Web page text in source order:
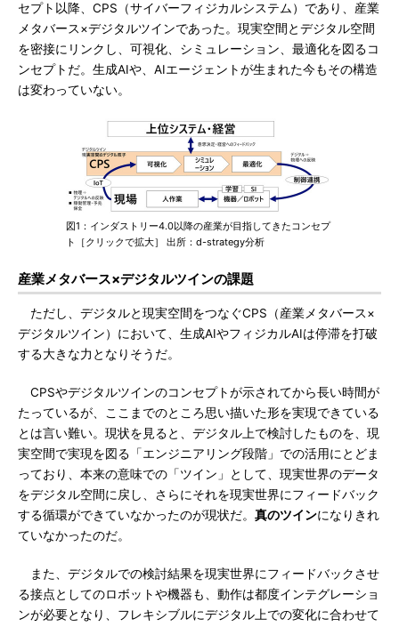
セプト以降、CPS（サイバーフィジカルシステム）であり、産業
メタバース×デジタルツインであった。現実空間とデジタル空間
を密接にリンクし、可視化、シミュレーション、最適化を図るコ
ンセプトだ。生成AIや、AIエージェントが生まれた今もその構造
は変わっていない。
図1：インダストリー4.0以降の産業が目指してきたコンセプ
ト［クリックで拡大］ 出所：d-strategy分析
産業メタバース×デジタルツインの課題
ただし、デジタルと現実空間をつなぐCPS（産業メタバース×
デジタルツイン）において、生成AIやフィジカルAIは停滞を打破
する大きな力となりそうだ。
CPSやデジタルツインのコンセプトが示されてから長い時間が
たっているが、ここまでのところ思い描いた形を実現できている
とは言い難い。現状を見ると、デジタル上で検討したものを、現
実空間で実現を図る「エンジニアリング段階」での活用にとどま
っており、本来の意味での「ツイン」として、現実世界のデータ
をデジタル空間に戻し、さらにそれを現実世界にフィードバック
する循環ができていなかったのが現状だ。 真のツインになりきれ
ていなかったのだ。
また、デジタルでの検討結果を現実世界にフィードバックさせ
る接点としてのロボットや機器も、動作は都度インテグレーショ
ンが必要となり、フレキシブルにデジタル上での変化に合わせて